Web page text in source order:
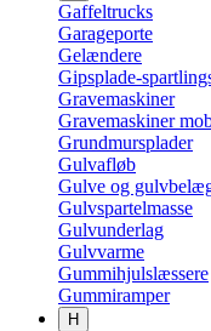
Gaffeltrucks
Garageporte
Gelændere
Gipsplade-
Gravemaskiner
Gravemaskiner
Grundmursplader
Gulvafløb
Gulve og
Gulvspartelmasse
Gulvunderlag
Gulvvarme
Gummihjulslæssere
Gummiramper
H